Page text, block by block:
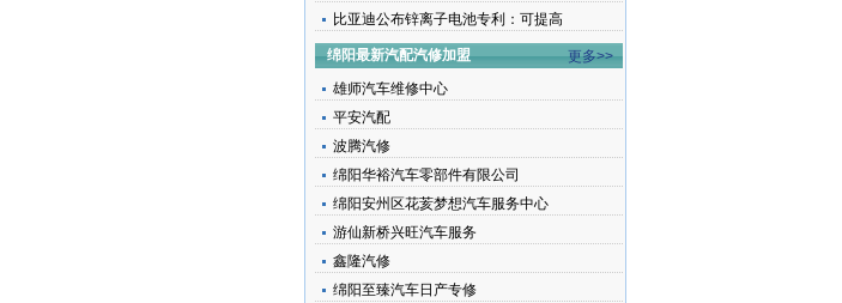
比亚迪公布锌离子电池专利：可提高
绵阳最新汽配汽修加盟
更多>>
雄师汽车维修中心
平安汽配
波腾汽修
绵阳华裕汽车零部件有限公司
绵阳安州区花荄梦想汽车服务中心
游仙新桥兴旺汽车服务
鑫隆汽修
绵阳至臻汽车日产专修